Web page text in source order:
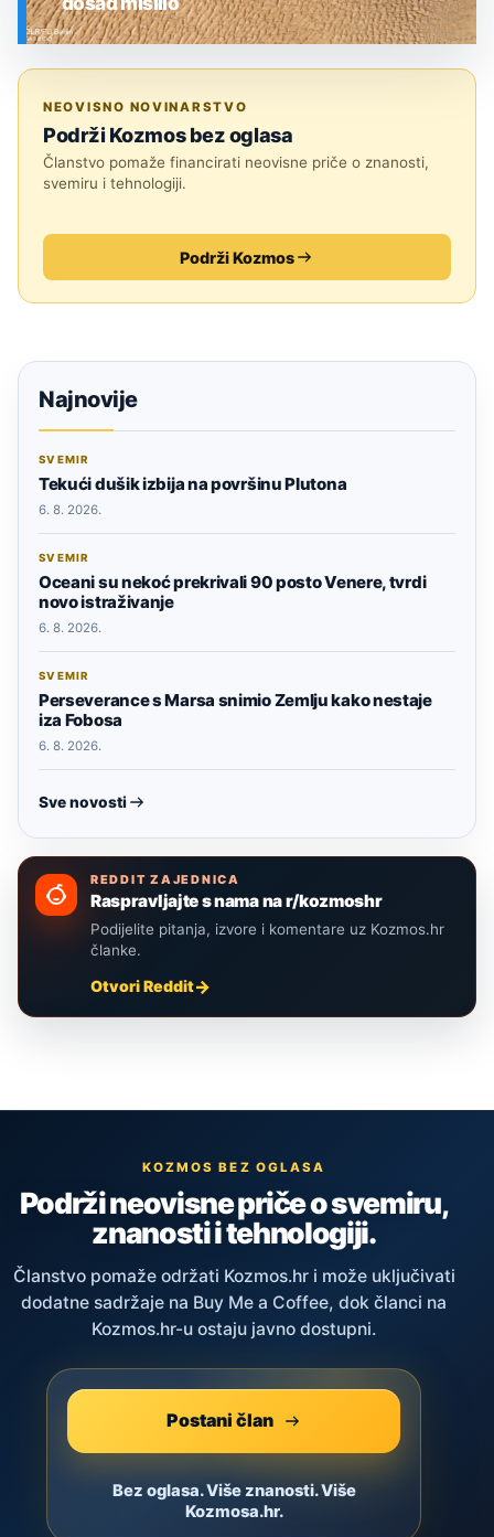
NEOVISNO NOVINARSTVO
Podrži Kozmos bez oglasa
Članstvo pomaže financirati neovisne priče o znanosti,
svemiru i tehnologiji.
Podrži Kozmos
Najnovije
SVEMIR
Tekući dušik izbija na površinu Plutona
6. 8. 2026.
SVEMIR
Oceani su nekoć prekrivali 90 posto Venere, tvrdi
novo istraživanje
6. 8. 2026.
SVEMIR
Perseverance s Marsa snimio Zemlju kako nestaje
iza Fobosa
6. 8. 2026.
Sve novosti
REDDIT ZAJEDNICA
Raspravljajte s nama na r/kozmoshr
Podijelite pitanja, izvore i komentare uz Kozmos.hr
članke.
Otvori Reddit
KOZMOS BEZ OGLASA
Podrži neovisne priče o svemiru,
znanosti i tehnologiji.
Članstvo pomaže održati Kozmos.hr i može uključivati
dodatne sadržaje na Buy Me a Coffee, dok članci na
Kozmos.hr-u ostaju javno dostupni.
Postani član
Bez oglasa. Više znanosti. Više
Kozmosa.hr.